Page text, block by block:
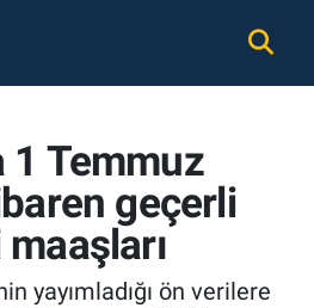
1 Temmuz
geçerli
yayımladığı ön verilere